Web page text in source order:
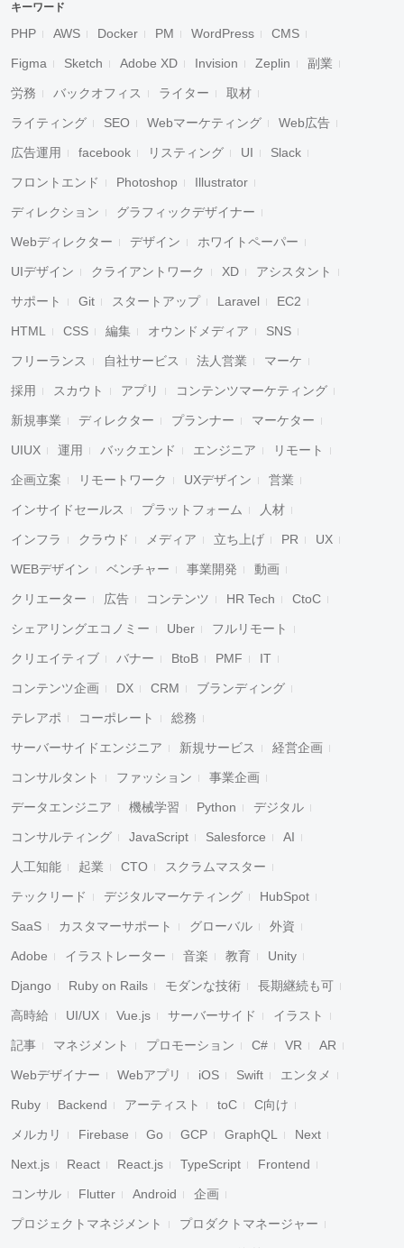
キーワード
PHP AWS Docker PM WordPress CMS
Figma Sketch Adobe XD Invision Zeplin 副業
労務 バックオフィス ライター 取材
ライティング SEO Webマーケティング Web広告
広告運用 facebook リスティング UI Slack
フロントエンド Photoshop Illustrator
ディレクション グラフィックデザイナー
Webディレクター デザイン ホワイトペーパー
UIデザイン クライアントワーク XD アシスタント
サポート Git スタートアップ Laravel EC2
HTML CSS 編集 オウンドメディア SNS
フリーランス 自社サービス 法人営業 マーケ
採用 スカウト アプリ コンテンツマーケティング
新規事業 ディレクター プランナー マーケター
UIUX 運用 バックエンド エンジニア リモート
企画立案 リモートワーク UXデザイン 営業
インサイドセールス プラットフォーム 人材
インフラ クラウド メディア 立ち上げ PR UX
WEBデザイン ベンチャー 事業開発 動画
クリエーター 広告 コンテンツ HR Tech CtoC
シェアリングエコノミー Uber フルリモート
クリエイティブ バナー BtoB PMF IT
コンテンツ企画 DX CRM ブランディング
テレアポ コーポレート 総務
サーバーサイドエンジニア 新規サービス 経営企画
コンサルタント ファッション 事業企画
データエンジニア 機械学習 Python デジタル
コンサルティング JavaScript Salesforce AI
人工知能 起業 CTO スクラムマスター
テックリード デジタルマーケティング HubSpot
SaaS カスタマーサポート グローバル 外資
Adobe イラストレーター 音楽 教育 Unity
Django Ruby on Rails モダンな技術 長期継続も可
高時給 UI/UX Vue.js サーバーサイド イラスト
記事 マネジメント プロモーション C# VR AR
Webデザイナー Webアプリ iOS Swift エンタメ
Ruby Backend アーティスト toC C向け
メルカリ Firebase Go GCP GraphQL Next
Next.js React React.js TypeScript Frontend
コンサル Flutter Android 企画
プロジェクトマネジメント プロダクトマネージャー